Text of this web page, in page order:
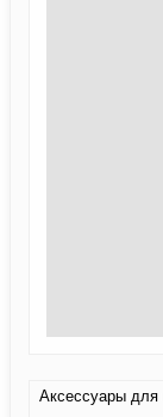
Аксессуары для